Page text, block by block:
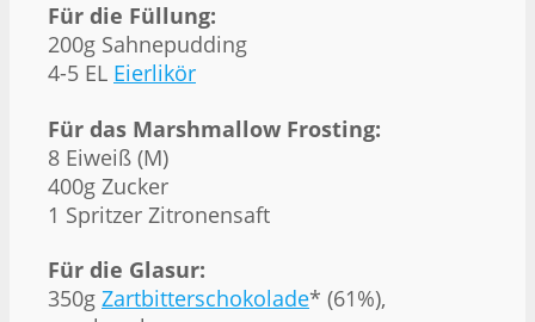
Für die Füllung:
200g Sahnepudding
4-5 EL Eierlikör
Für das Marshmallow Frosting:
8 Eiweiß (M)
400g Zucker
1 Spritzer Zitronensaft
Für die Glasur:
350g Zartbitterschokolade* (61%),